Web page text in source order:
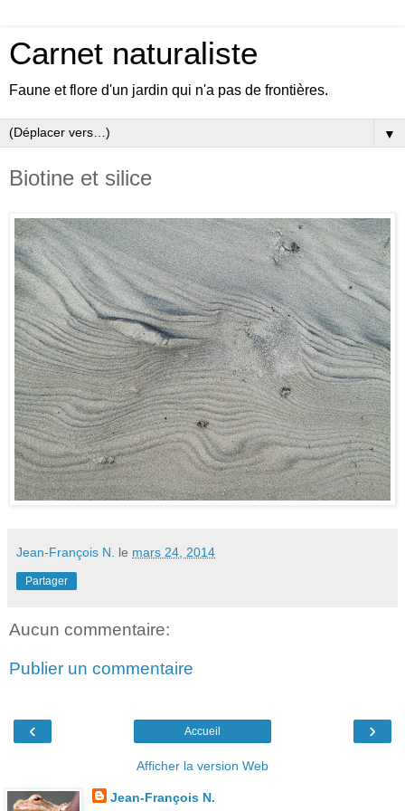
Carnet naturaliste
Faune et flore d'un jardin qui n'a pas de frontières.
▼
Biotine et silice
Jean-François N. le mars 24, 2014
Partager
Aucun commentaire:
Publier un commentaire
‹ ›
Accueil
Afficher la version Web
Jean-François N.